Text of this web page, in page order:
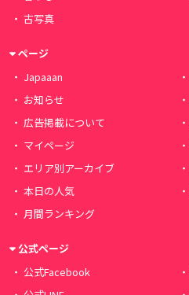
古写真
ページ
Japaaan
お知らせ
広告掲載について
マイページ
エリア別アーカイブ
本日の人気
月間ランキング
公式ページ
公式Facebook